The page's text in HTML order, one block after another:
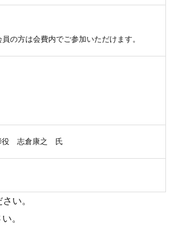
の方は会費内でご参加いただけます。
役 志倉康之 氏
い。
。